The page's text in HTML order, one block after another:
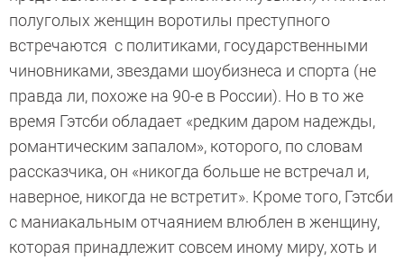
полуголых женщин воротилы преступного
встречаются с политиками, государственными
чиновниками, звездами шоубизнеса и спорта (не
правда ли, похоже на 90-е в России). Но в то же
время Гэтсби обладает «редким даром надежды,
романтическим запалом», которого, по словам
рассказчика, он «никогда больше не встречал и,
наверное, никогда не встретит». Кроме того, Гэтсби
с маниакальным отчаянием влюблен в женщину,
которая принадлежит совсем иному миру, хоть и